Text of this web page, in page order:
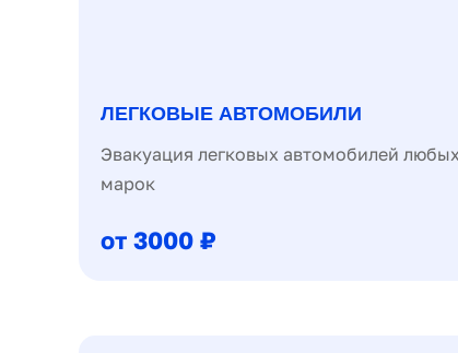
ЛЕГКОВЫЕ АВТОМОБИЛИ
Эвакуация легковых автомобилей любых
марок
от 3000 ₽